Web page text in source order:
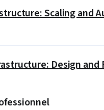
mediante nuestra
productos de Google Cloud
práctica con los